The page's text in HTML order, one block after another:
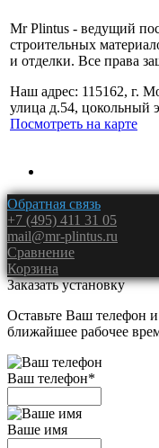
Mr Plintus - ведущий
строительных
и отделки. Все права
Наш адрес: 115162, г.
улица д.54, цокольный
Посмотреть на карте
Обратная связь
+7 (495) 411 31 05
mail@mr-plintus.ru
Сравнение
Корзина
Заказать установку
Оставьте Ваш телефон
ближайшее рабочее
Ваш телефон*
Ваше имя